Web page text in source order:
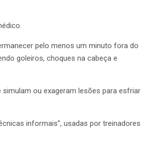
pelo menos um minuto fora do
goleiros, choques na cabeça e
ou exageram lesões para esfriar
informais”, usadas por treinadores